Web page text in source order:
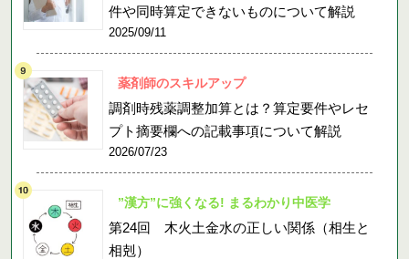
件や同時算定できないものについて解説
2025/09/11
薬剤師のスキルアップ
調剤時残薬調整加算とは？算定要件やレセ
プト摘要欄への記載事項について解説
2026/07/23
”漢方”に強くなる! まるわかり中医学
第24回 木火土金水の正しい関係（相生と
相剋）